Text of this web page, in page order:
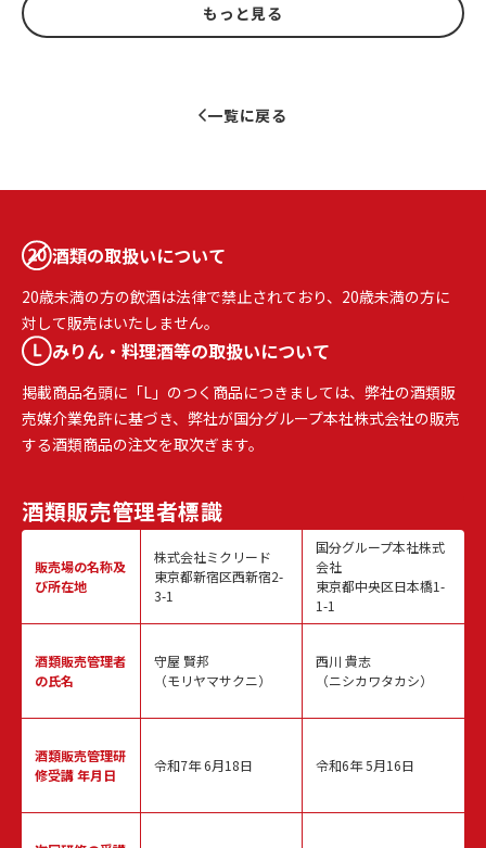
もっと見る
一覧に戻る
酒類の取扱いについて
20歳未満の方の飲酒は法律で禁止されており、20歳未満の方に
対して販売はいたしません。
みりん・料理酒等の取扱いについて
掲載商品名頭に「L」のつく商品につきましては、弊社の酒類販
売媒介業免許に基づき、弊社が国分グループ本社株式会社の販売
する酒類商品の注文を取次ぎます。
酒類販売管理者標識
販売場の名称及
び所在地
酒類販売管理者
の氏名
酒類販売管理研
修受講 年月日
株式会社ミクリード
東京都新宿区西新宿2-
3-1
守屋 賢邦
（モリヤマサクニ）
令和7年 6月18日
国分グループ本社株式
会社
東京都中央区日本橋1-
1-1
西川 貴志
（ニシカワタカシ）
令和6年 5月16日